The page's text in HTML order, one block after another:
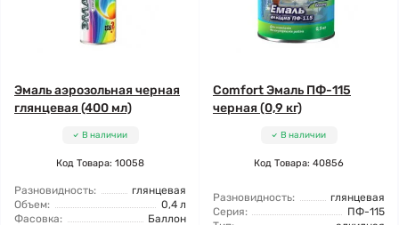
Эмаль аэрозольная черная
глянцевая (400 мл)
В наличии
Код Товара: 10058
Разновидность:
глянцевая
Объем:
0,4 л
Фасовка:
Баллон
Comfort Эмаль ПФ-115
черная (0,9 кг)
В наличии
Код Товара: 40856
Разновидность:
глянцевая
Серия:
ПФ-115